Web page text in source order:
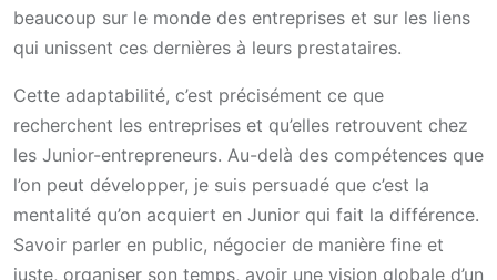
beaucoup sur le monde des entreprises et sur les liens
qui unissent ces dernières à leurs prestataires.
Cette adaptabilité, c’est précisément ce que
recherchent les entreprises et qu’elles retrouvent chez
les Junior-entrepreneurs. Au-delà des compétences que
l’on peut développer, je suis persuadé que c’est la
mentalité qu’on acquiert en Junior qui fait la différence.
Savoir parler en public, négocier de manière fine et
juste, organiser son temps, avoir une vision globale d’un